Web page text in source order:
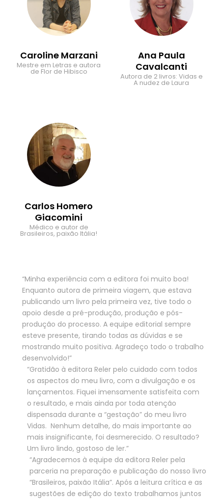
Caroline Marzani
Mestre em Letras e autora
de Flor de Hibisco
Ana Paula
Cavalcanti
Autora de 2 livros: Vidas e
A nudez de Laura
Carlos Homero
Giacomini
Médico e autor de
Brasileiros, paixão Itália!
“Minha experiência com a editora foi muito boa!
Enquanto autora de primeira viagem, que estava
publicando um livro pela primeira vez, tive todo o
apoio desde a pré-produção, produção e pós-
produção do processo. A equipe editorial sempre
esteve presente, tirando todas as dúvidas e se
mostrando muito positiva. Agradeço todo o trabalho
desenvolvido!”
“Gratidão à editora Reler pelo cuidado com todos
os aspectos do meu livro, com a divulgação e os
lançamentos. Fiquei imensamente satisfeita com
o resultado, e mais ainda por toda atenção
dispensada durante a “gestação” do meu livro
Vidas. Nenhum detalhe, do mais importante ao
mais insignificante, foi desmerecido. O resultado?
Um livro lindo, gostoso de ler.”
“Agradecemos à equipe da editora Reler pela
parceria na preparação e publicação do nosso livro
“Brasileiros, paixão Itália”. Após a leitura crítica e as
sugestões de edição do texto trabalhamos juntos